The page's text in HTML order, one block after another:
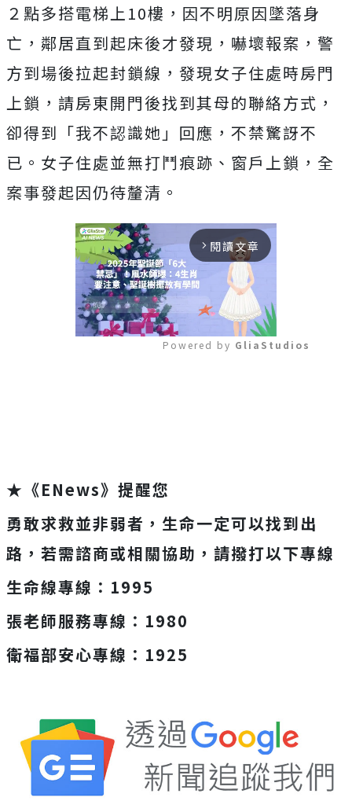
２點多搭電梯上10樓，因不明原因墜落身
亡，鄰居直到起床後才發現，嚇壞報案，警
方到場後拉起封鎖線，發現女子住處時房門
上鎖，請房東開門後找到其母的聯絡方式，
卻得到「我不認識她」回應，不禁驚訝不
已。女子住處並無打鬥痕跡、窗戶上鎖，全
案事發起因仍待釐清。
arrow_forward_ios 閱讀文章
Powered by GliaStudios
★《ENews》提醒您
勇敢求救並非弱者，生命一定可以找到出
路，若需諮商或相關協助，請撥打以下專線
生命線專線：1995
張老師服務專線：1980
衛福部安心專線：1925